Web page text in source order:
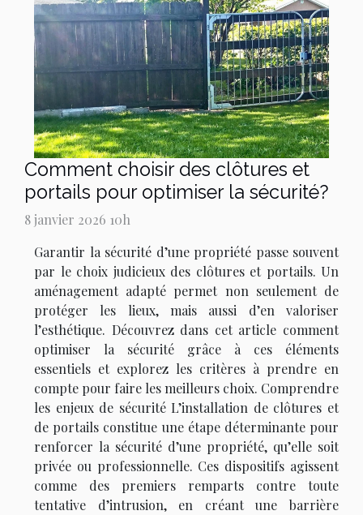
Comment choisir des clôtures et
portails pour optimiser la sécurité?
8 janvier 2026 10h
Garantir la sécurité d’une propriété passe souvent
par le choix judicieux des clôtures et portails. Un
aménagement adapté permet non seulement de
protéger les lieux, mais aussi d’en valoriser
l’esthétique. Découvrez dans cet article comment
optimiser la sécurité grâce à ces éléments
essentiels et explorez les critères à prendre en
compte pour faire les meilleurs choix. Comprendre
les enjeux de sécurité L’installation de clôtures et
de portails constitue une étape déterminante pour
renforcer la sécurité d’une propriété, qu’elle soit
privée ou professionnelle. Ces dispositifs agissent
comme des premiers remparts contre toute
tentative d’intrusion, en créant une barrière